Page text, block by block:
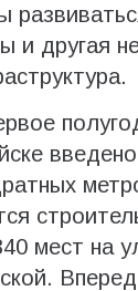
и другая
мест на